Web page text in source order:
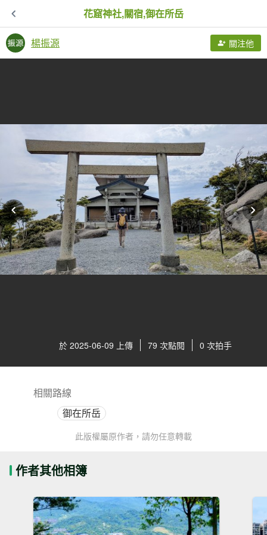
花窟神社,關宿,御在所岳
楊振源 關注他
於 2025-06-09 上傳 79 次點閱 0 次拍手
相關路線
御在所岳
此版權屬原作者，請勿任意轉載
作者其他相簿